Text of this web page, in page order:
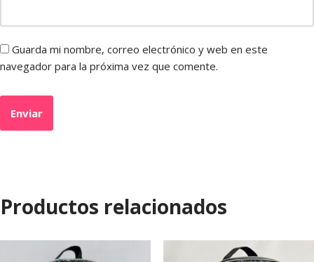
Guarda mi nombre, correo electrónico y web en este
navegador para la próxima vez que comente.
Productos relacionados